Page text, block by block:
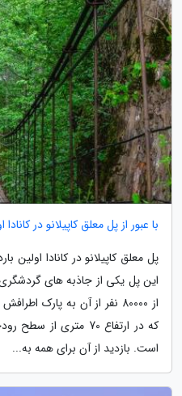
با عبور از پل معلق کاپیلانو در
این پل یکی از جاذبه های
از 80000 نفر از آن به پارک
است. بازدید از آن برای همه به...